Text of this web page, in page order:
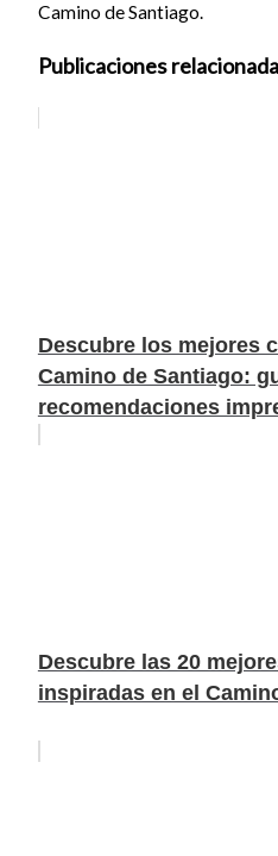
Camino de Santiago.
Publicaciones
Descubre los mejores
Camino de Santiago:
recomendaciones
Descubre las 20
inspiradas en el